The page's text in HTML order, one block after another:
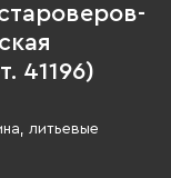
41196)
литьевые